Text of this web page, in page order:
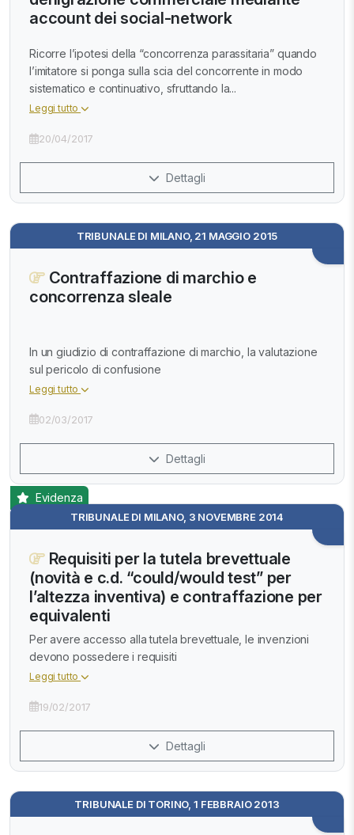
account dei social-network
Ricorre l’ipotesi della “concorrenza parassitaria” quando
l’imitatore si ponga sulla scia del concorrente in modo
sistematico e continuativo, sfruttando la...
Leggi tutto
20/04/2017
Dettagli
TRIBUNALE DI MILANO, 21 MAGGIO 2015
Contraffazione di marchio e
concorrenza sleale
In un giudizio di contraffazione di marchio, la valutazione
sul pericolo di confusione
Leggi tutto
02/03/2017
Dettagli
TRIBUNALE DI MILANO, 3 NOVEMBRE 2014
Evidenza
Requisiti per la tutela brevettuale
(novità e c.d. “could/would test” per
l’altezza inventiva) e contraffazione per
equivalenti
Per avere accesso alla tutela brevettuale, le invenzioni
devono possedere i requisiti
Leggi tutto
19/02/2017
Dettagli
TRIBUNALE DI TORINO, 1 FEBBRAIO 2013